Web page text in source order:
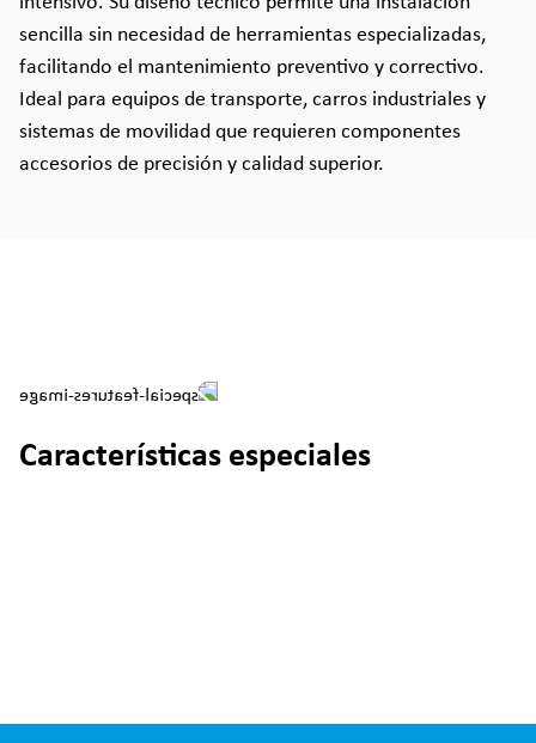
sencilla sin necesidad de herramientas especializadas,
facilitando el mantenimiento preventivo y correctivo.
Ideal para equipos de transporte, carros industriales y
sistemas de movilidad que requieren componentes
accesorios de precisión y calidad superior.
Características especiales